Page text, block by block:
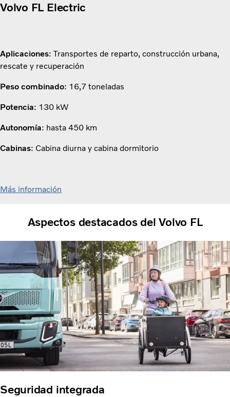
Volvo FL Electric
Aplicaciones: Transportes de reparto, construcción urbana,
rescate y recuperación
Peso combinado: 16,7 toneladas
Potencia: 130 kW
Autonomía: hasta 450 km
Cabinas: Cabina diurna y cabina dormitorio
Más información
Aspectos destacados del Volvo FL
Seguridad integrada